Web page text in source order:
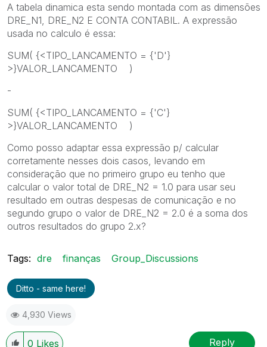
A tabela dinamica esta sendo montada com as dimensões
DRE_N1, DRE_N2 E CONTA CONTABIL. A expressão
usada no calculo é essa:
SUM( {<TIPO_LANCAMENTO = {'D'}
>}VALOR_LANCAMENTO )
-
SUM( {<TIPO_LANCAMENTO = {'C'}
>}VALOR_LANCAMENTO )
Como posso adaptar essa expressão p/ calcular
corretamente nesses dois casos, levando em
consideração que no primeiro grupo eu tenho que
calcular o valor total de DRE_N2 = 1.0 para usar seu
resultado em outras despesas de comunicação e no
segundo grupo o valor de DRE_N2 = 2.0 é a soma dos
outros resultados do grupo 2.x?
Tags: dre finanças Group_Discussions
Ditto - same here!
4,930 Views
0 Likes Reply